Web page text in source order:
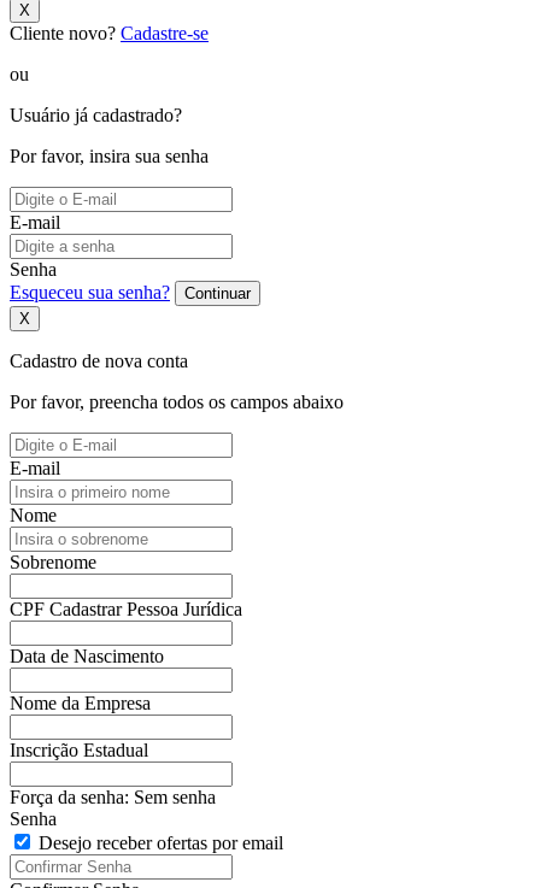
X
Cliente novo? Cadastre-se
ou
Usuário já cadastrado?
Por favor, insira sua senha
E-mail
Senha
Esqueceu sua senha?
Continuar
X
Cadastro de nova conta
Por favor, preencha todos os campos abaixo
E-mail
Nome
Sobrenome
CPF Cadastrar Pessoa Jurídica
Data de Nascimento
Nome da Empresa
Inscrição Estadual
Força da senha: Sem senha
Senha
Desejo receber ofertas por email